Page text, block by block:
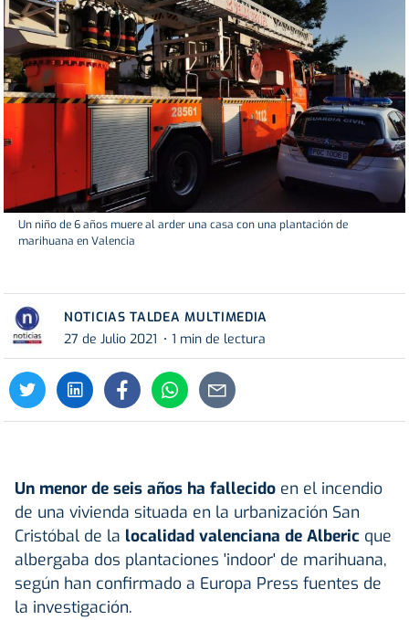
Un niño de 6 años muere al arder una casa con una plantación de
marihuana en Valencia
NOTICIAS TALDEA MULTIMEDIA
27 de Julio 2021
1 min de lectura
Un menor de seis años ha fallecido en el incendio
de una vivienda situada en la urbanización San
Cristóbal de la localidad valenciana de Alberic que
albergaba dos plantaciones 'indoor' de marihuana,
según han confirmado a Europa Press fuentes de
la investigación.